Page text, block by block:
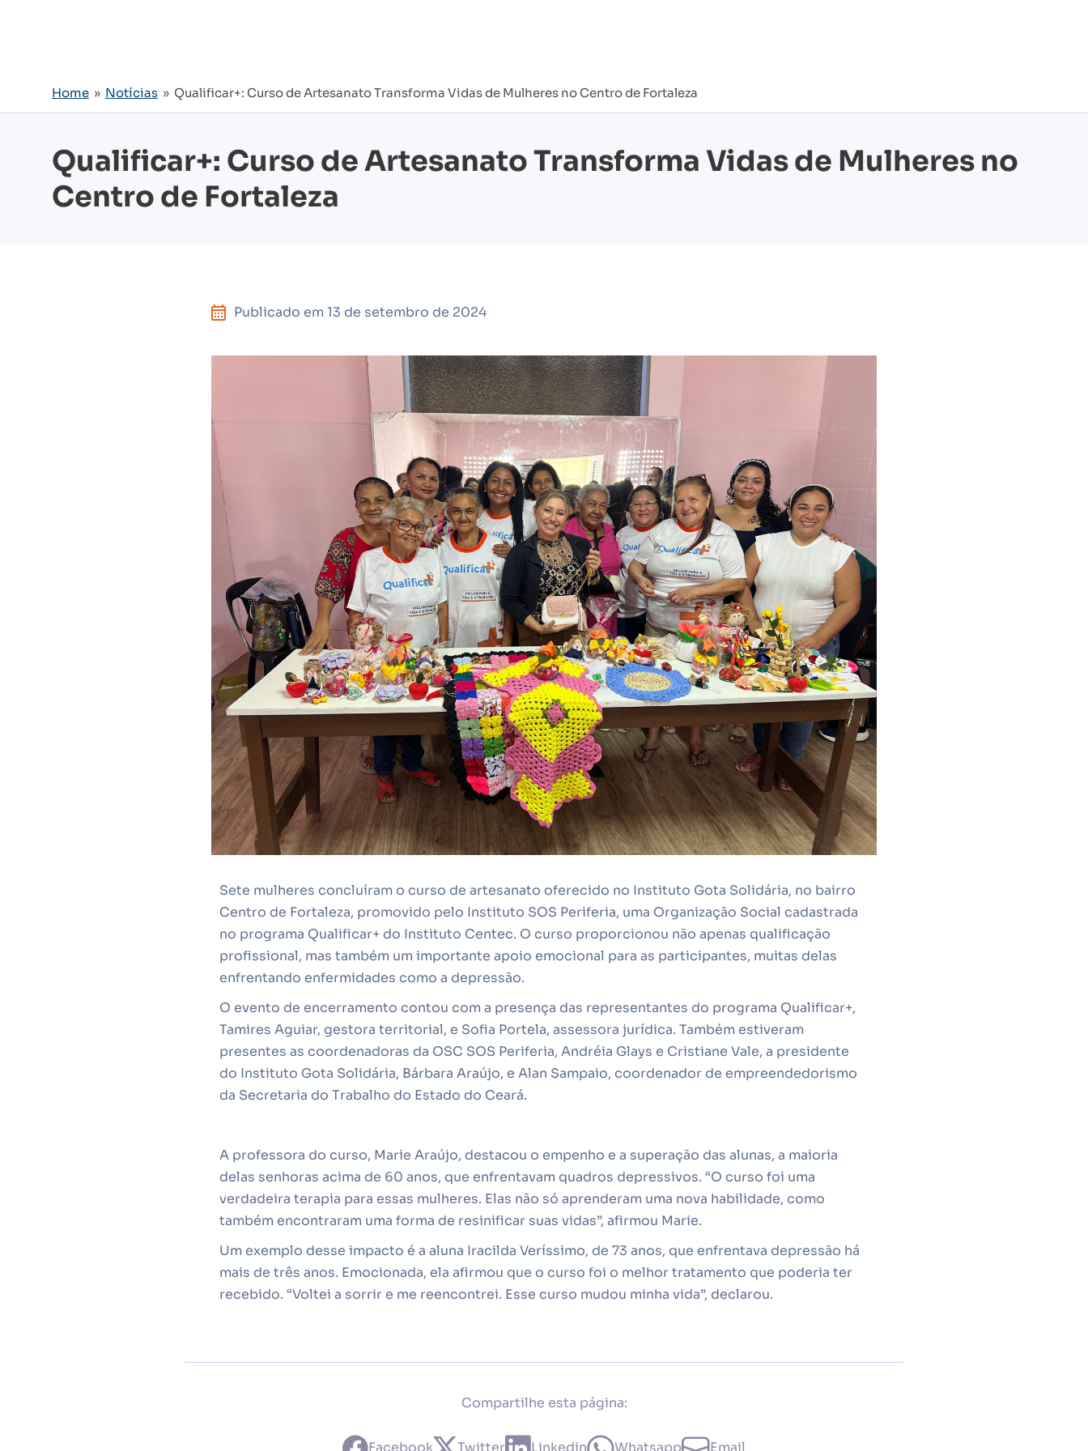
Home » Notícias » Qualificar+: Curso de Artesanato Transforma Vidas de Mulheres no Centro de Fortaleza
Qualificar+: Curso de Artesanato Transforma Vidas de Mulheres no
Centro de Fortaleza
Publicado em 13 de setembro de 2024
Sete mulheres concluíram o curso de artesanato oferecido no Instituto Gota Solidária, no bairro
Centro de Fortaleza, promovido pelo Instituto SOS Periferia, uma Organização Social cadastrada
no programa Qualificar+ do Instituto Centec. O curso proporcionou não apenas qualificação
profissional, mas também um importante apoio emocional para as participantes, muitas delas
enfrentando enfermidades como a depressão.
O evento de encerramento contou com a presença das representantes do programa Qualificar+,
Tamires Aguiar, gestora territorial, e Sofia Portela, assessora jurídica. Também estiveram
presentes as coordenadoras da OSC SOS Periferia, Andréia Glays e Cristiane Vale, a presidente
do Instituto Gota Solidária, Bárbara Araújo, e Alan Sampaio, coordenador de empreendedorismo
da Secretaria do Trabalho do Estado do Ceará.
A professora do curso, Marie Araújo, destacou o empenho e a superação das alunas, a maioria
delas senhoras acima de 60 anos, que enfrentavam quadros depressivos. “O curso foi uma
verdadeira terapia para essas mulheres. Elas não só aprenderam uma nova habilidade, como
também encontraram uma forma de resinificar suas vidas”, afirmou Marie.
Um exemplo desse impacto é a aluna Iracilda Veríssimo, de 73 anos, que enfrentava depressão há
mais de três anos. Emocionada, ela afirmou que o curso foi o melhor tratamento que poderia ter
recebido. “Voltei a sorrir e me reencontrei. Esse curso mudou minha vida”, declarou.
Compartilhe esta página: